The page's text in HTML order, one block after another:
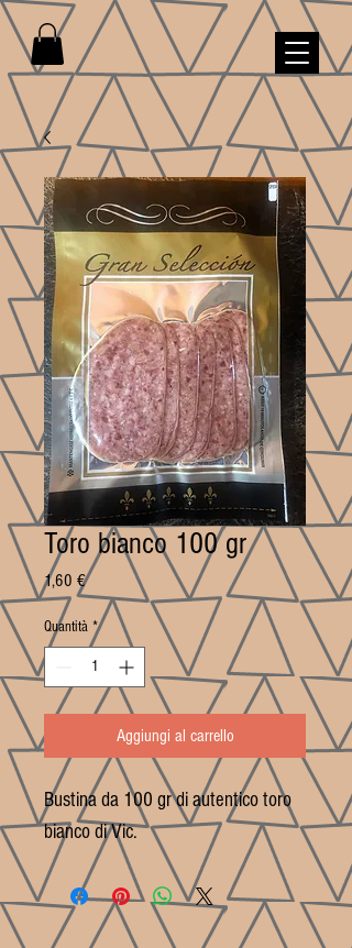
Toro bianco 100 gr
1,60 €Prezzo
Quantità *
Aggiungi al carrello
Bustina da 100 gr di autentico toro
bianco di Vic.